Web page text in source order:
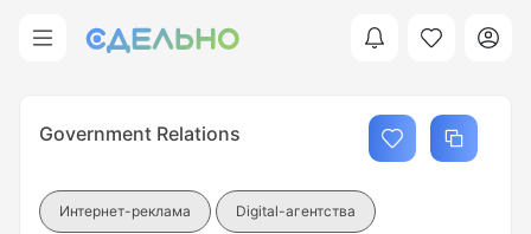
Government Relations
Интернет-реклама Digital-агентства